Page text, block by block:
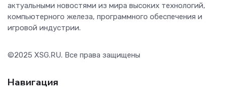
актуальными новостями из мира высоких технологий,
компьютерного железа, программного обеспечения и
игровой индустрии.
©2025 XSG.RU. Все права защищены
Навигация